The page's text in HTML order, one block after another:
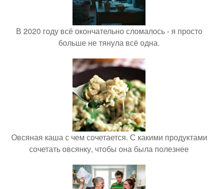
В 2020 году всё окончательно сломалось - я просто
больше не тянула всё одна.
Овсяная каша с чем сочетается. С какими продуктами
сочетать овсянку, чтобы она была полезнее